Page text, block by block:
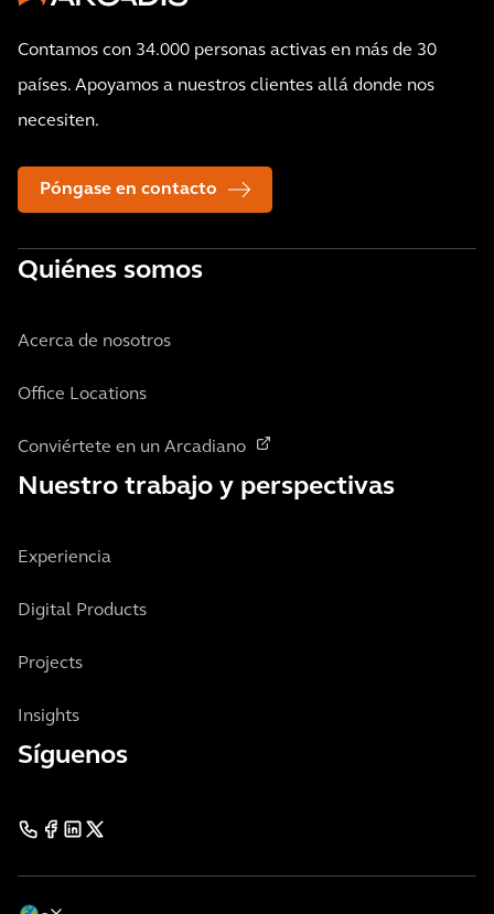
Contamos con 34.000 personas activas en más de 30
países. Apoyamos a nuestros clientes allá donde nos
necesiten.
Póngase en contacto
Quiénes somos
Acerca de nosotros
Office Locations
Conviértete en un Arcadiano
Nuestro trabajo y perspectivas
Experiencia
Digital Products
Projects
Insights
Síguenos